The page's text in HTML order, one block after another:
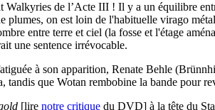
Walkyries de l’Acte III ! Il y a un équilibre
plumes, on est loin de l'habituelle virago
entre terre et ciel (la fosse et l'étage
une sentence irrévocable.
à son apparition, Renate Behle
tandis que Wotan rembobine la bande
[lire notre critique du DVD] à la tête du